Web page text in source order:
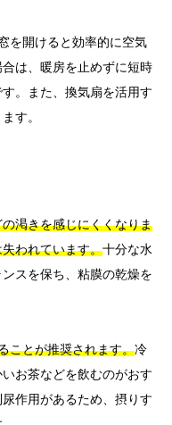
を開けると効率的に空気
は、暖房を止めずに短時
。また、換気扇を活用す
す。
渇きを感じにくくなりま
われています。十分な水
スを保ち、粘膜の乾燥を
ことが推奨されます。冷
お茶などを飲むのがおす
作用があるため、摂りす